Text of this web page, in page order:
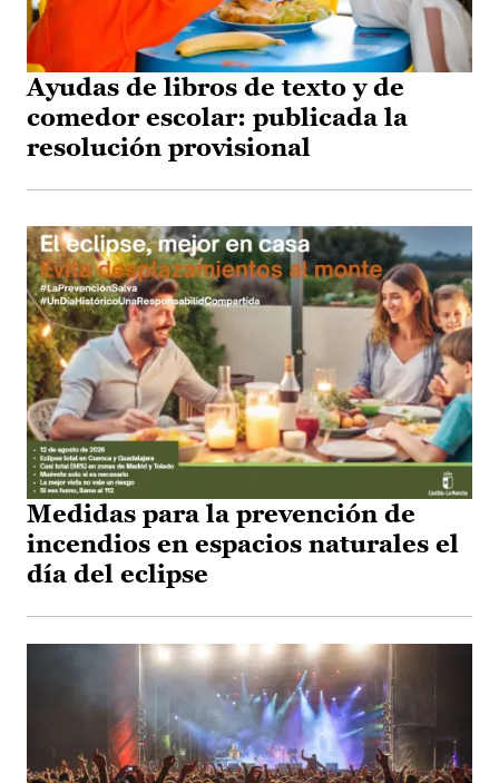
Ayudas de libros de texto y de
comedor escolar: publicada la
resolución provisional
Medidas para la prevención de
incendios en espacios naturales el
día del eclipse